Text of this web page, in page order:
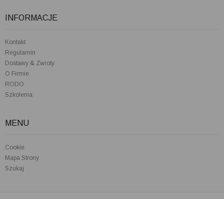
INFORMACJE
Kontakt
Regulamin
Dostawy & Zwroty
O Firmie
RODO
Szkolenia
MENU
Cookie
Mapa Strony
Szukaj